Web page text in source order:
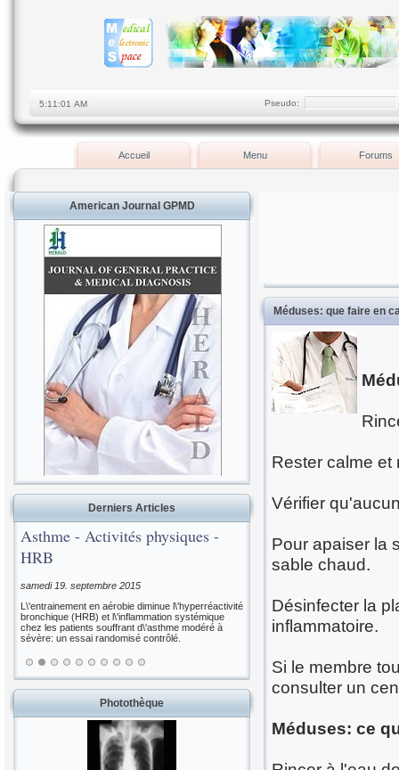
Pseudo:
Accueil Menu Forums
American Journal GPMD
Derniers Articles
Asthme - Activités physiques -
HRB
samedi 19. septembre 2015
L\'entrainement en aérobie diminue l\'hyperréactivité
bronchique (HRB) et l\'inflammation systémique
chez les patients souffrant d\'asthme modéré à
sévère: un essai randomisé contrôlé.
Photothèque
Méduses: que faire en
Rester calme et
Vérifier
Pour apaiser la
sable chaud.
Désinfecter la
inflammatoire.
Si le membre
consulter un
Méduses: ce